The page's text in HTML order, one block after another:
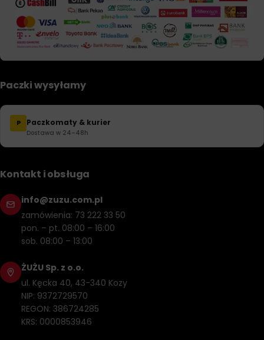
Paczki wysyłamy
P Paczkomaty & kurier
Dostawa w 24–48h
Kontakt i obsługa
info@zuzu.com.pl
zamówienia: 73 222 33 50
pon. – pt. 08:00 – 16:00
sob. 08:00 – 13:00
ŻUŻU Sp. z o.o.
ul. Kęcka 40, 43-340 Kozy
NIP: 9372729570
REGON: 386724285
KRS: 0000853946